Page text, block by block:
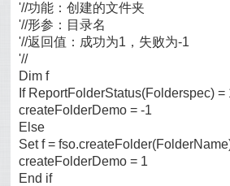
'//功能：创建的文件夹
'//形参：目录名
'//返回值：成功为1，失败为-1
'//
Dim f
If ReportFolderStatus(Folderspec) =
createFolderDemo = -1
Else
Set f =
createFolderDemo = 1
End if